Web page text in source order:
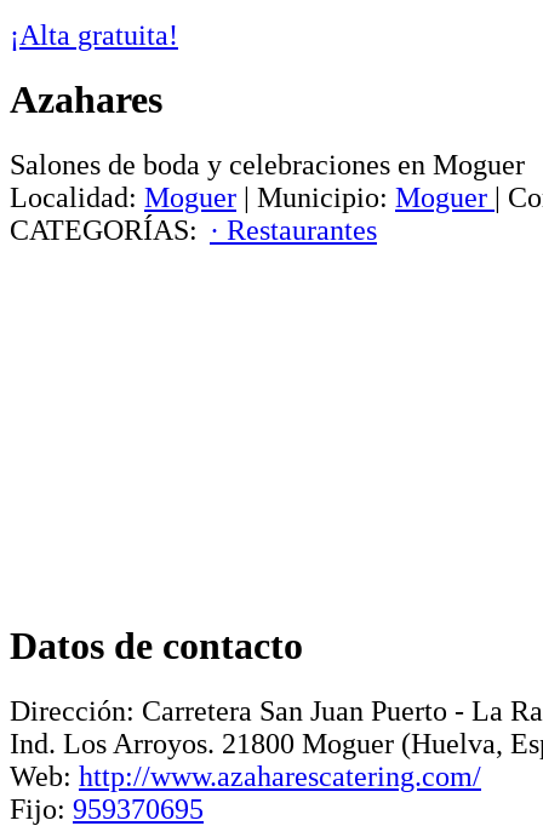
¡Alta gratuita!
Azahares
Salones de boda y celebraciones en Moguer
Localidad: Moguer | Municipio: Moguer |
CATEGORÍAS: · Restaurantes
Datos de contacto
Dirección: Carretera San Juan Puerto - La
Ind. Los Arroyos. 21800 Moguer (Huelva,
Web: http://www.azaharescatering.com/
Fijo: 959370695